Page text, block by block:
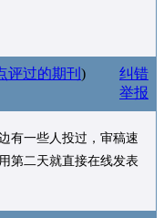
评过的期刊 )
纠错
举报
有一些人投过，审稿速
第二天就直接在线发表